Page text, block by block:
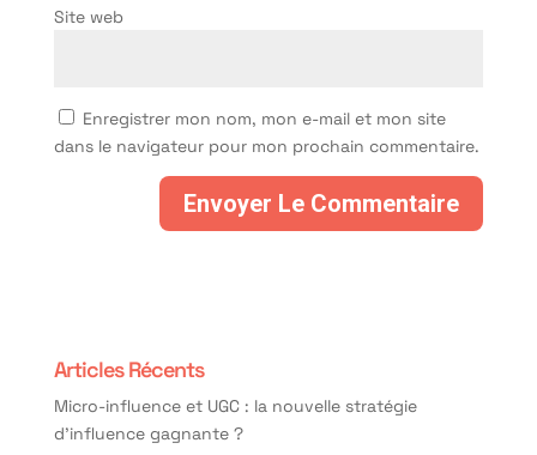
Site web
Enregistrer mon nom, mon e-mail et mon site
dans le navigateur pour mon prochain commentaire.
Articles Récents
Micro-influence et UGC : la nouvelle stratégie
d’influence gagnante ?